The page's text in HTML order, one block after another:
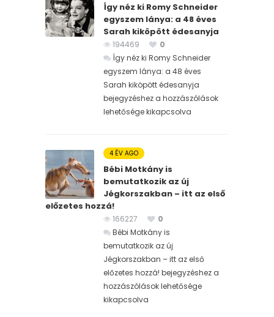
Így néz ki Romy Schneider
egyszem lánya: a 48 éves
Sarah kiköpött édesanyja
194469
0
Így néz ki Romy Schneider
egyszem lánya: a 48 éves
Sarah kiköpött édesanyja
bejegyzéshez a hozzászólások
lehetősége kikapcsolva
4 ÉV AGO
Bébi Motkány is
bemutatkozik az új
Jégkorszakban – itt az első
előzetes hozzá!
166227
0
Bébi Motkány is
bemutatkozik az új
Jégkorszakban – itt az első
előzetes hozzá! bejegyzéshez a
hozzászólások lehetősége
kikapcsolva